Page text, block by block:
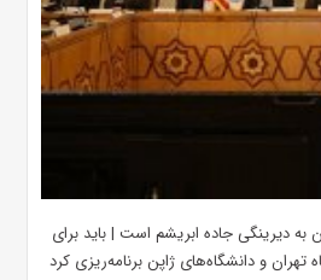
به دیرینگی جاده ابریشم است | باید برای
تهران و دانشگاه‌های ژاپن برنامه‌ریزی کرد